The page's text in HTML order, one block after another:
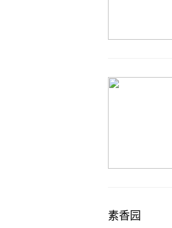
素香园